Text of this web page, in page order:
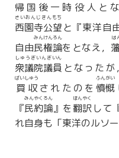
帰国後一時役人と
西園寺公望
さいおんじきんもち
と『東洋自
自由民権論
みんけんろん
をとなえ，
は
衆議院議員
しゅうぎいんぎいん
となったが
買収
ばいしゅう
されたのを 憤慨
ふんがい
『民約論
みんやくろん
』を 翻訳
ほんやく
して
れ自身も「東洋のルソ